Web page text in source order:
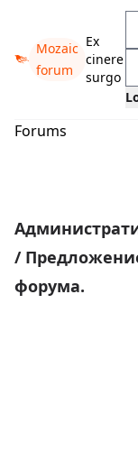
Mozaic
forum
Ex
cinere
surgo
Forums
/
форума.